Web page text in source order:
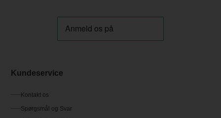
Kundeservice
Kontakt os
Spørgsmål og Svar